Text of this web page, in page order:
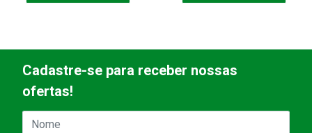
Cadastre-se para receber nossas
ofertas!